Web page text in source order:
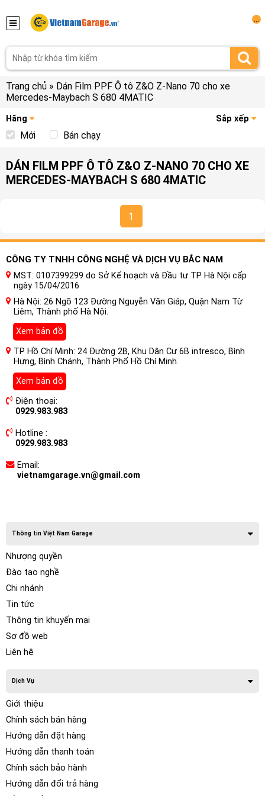
Trang chủ » Dán Film PPF Ô tô Z&O Z-Nano 70 cho xe
Mercedes-Maybach S 680 4MATIC
Hãng Sắp xếp
Mới Bán chạy
DÁN FILM PPF Ô TÔ Z&O Z-NANO 70 CHO XE
MERCEDES-MAYBACH S 680 4MATIC
1
CÔNG TY TNHH CÔNG NGHỆ VÀ DỊCH VỤ BẮC NAM
MST: 0107399299 do Sở Kế hoạch và Đầu tư TP Hà Nội cấp
ngày 15/04/2016
Hà Nội: 26 Ngõ 123 Đường Nguyễn Văn Giáp, Quận Nam Từ
Liêm, Thành phố Hà Nội.
Xem bản đồ
TP Hồ Chí Minh: 24 Đường 2B, Khu Dân Cư 6B intresco, Bình
Hưng, Bình Chánh, Thành Phố Hồ Chí Minh.
Xem bản đồ
Điện thoại:
0929.983.983
Hotline :
0929.983.983
Email:
vietnamgarage.vn@gmail.com
Thông tin Việt Nam Garage
Nhượng quyền
Đào tạo nghề
Chi nhánh
Tin tức
Thông tin khuyến mại
Sơ đồ web
Liên hệ
Dịch Vụ
Giới thiệu
Chính sách bán hàng
Hướng dẫn đặt hàng
Hướng dẫn thanh toán
Chính sách bảo hành
Hướng dẫn đổi trả hàng